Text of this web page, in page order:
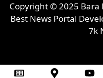
Copyright © 2025 Bara
Best News Portal
7k